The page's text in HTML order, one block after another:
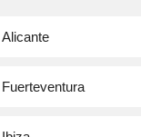
Alicante
Fuerteventura